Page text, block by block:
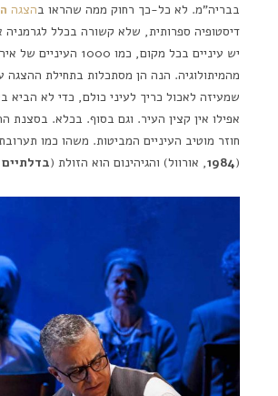
בבריה"מ. לא כל-כך רחוק ממה שהראו בהצגה
דיסטופיה ספרותית, שלא קשורה בכלל
יש עיניים בכל מקום, כמו 1000
מהמיתולוגיה. הנה הן מסתכלות בתחילת ההצגה
שמעיזה לאכול כריך לעיני כולם, כדי לא הביא
אפילו אין קצין העיר. וגם בסוף. בכלא. בסצנת
חוזר מוטיב העיניים המביטות. משהו כמו
(
1984, אורוול) והגיהינום הוא הזולת (בדלתיים